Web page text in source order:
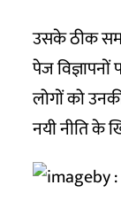
उसके ठीक
पेज
लोगों को
नयी नीति के